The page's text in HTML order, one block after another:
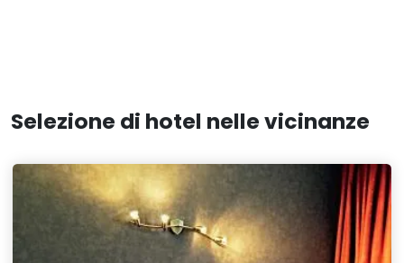
Selezione di hotel nelle vicinanze